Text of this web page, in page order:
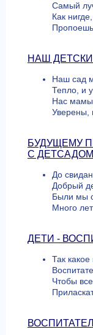
Самый
Как
Пропоешь
НАШ
Наш сад
Тепло, и
Нас мамы
Уверены,
БУДУЩЕМУ
С ДЕТСАДОМ
До
Добрый
Были мы
Много
ДЕТИ -
Так
Чтобы